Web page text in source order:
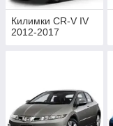
Килимки CR-V IV
2012-2017